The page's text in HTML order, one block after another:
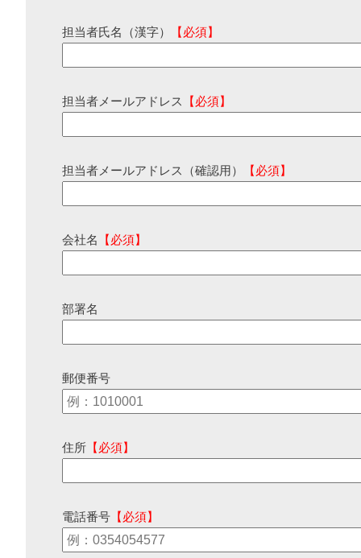
担当者氏名（漢字） 【必須】
担当者メールアドレス 【必須】
担当者メールアドレス（確認用） 【必須】
会社名 【必須】
部署名
郵便番号
住所 【必須】
電話番号 【必須】